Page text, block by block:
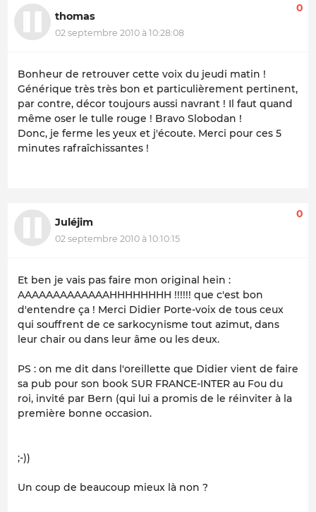
thomas
02 septembre 2010 à 10:28:08
0
Bonheur de retrouver cette voix du jeudi matin !
Générique très très bon et particulièrement pertinent,
par contre, décor toujours aussi navrant ! Il faut quand
même oser le tulle rouge ! Bravo Slobodan !
Donc, je ferme les yeux et j'écoute. Merci pour ces 5
minutes rafraîchissantes !
Juléjim
02 septembre 2010 à 10:10:15
0
Et ben je vais pas faire mon original hein :
AAAAAAAAAAAAAHHHHHHHH !!!!!! que c'est bon
d'entendre ça ! Merci Didier Porte-voix de tous ceux
qui souffrent de ce sarkocynisme tout azimut, dans
leur chair ou dans leur âme ou les deux.
PS : on me dit dans l'oreillette que Didier vient de faire
sa pub pour son book SUR FRANCE-INTER au Fou du
roi, invité par Bern (qui lui a promis de le réinviter à la
première bonne occasion.
;-))
Un coup de beaucoup mieux là non ?